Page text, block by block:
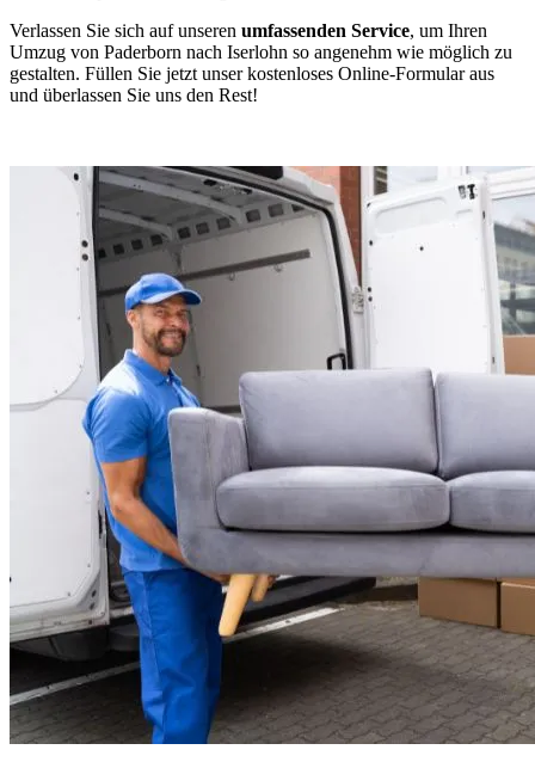
Verlassen Sie sich auf unseren umfassenden Service, um Ihren
Umzug von Paderborn nach Iserlohn so angenehm wie möglich zu
gestalten. Füllen Sie jetzt unser kostenloses Online-Formular aus
und überlassen Sie uns den Rest!